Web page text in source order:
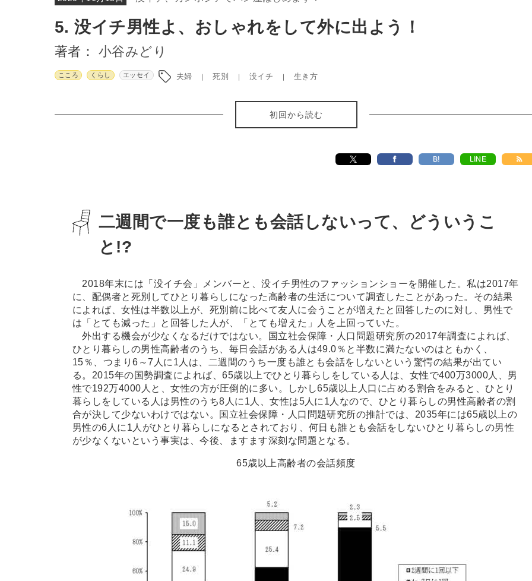
5. 没イチ男性よ、おしゃれをして外に出よう！
著者： 小谷みどり
こころ くらし エッセイ 夫婦 死別 没イチ 生き方
初回から読む
B! LINE
二週間で一度も誰とも会話しないって、どういうこ
と!?
2018年末には「没イチ会」メンバーと、没イチ男性のファッションショーを開催した。私は2017年
に、配偶者と死別してひとり暮らしになった高齢者の生活について調査したことがあった。その結果
によれば、女性は半数以上が、死別前に比べて友人に会うことが増えたと回答したのに対し、男性で
は「とても減った」と回答した人が、「とても増えた」人を上回っていた。
外出する機会が少なくなるだけではない。国立社会保障・人口問題研究所の2017年調査によれば、
ひとり暮らしの男性高齢者のうち、毎日会話がある人は49.0％と半数に満たないのはともかく、
15％、つまり6～7人に1人は、二週間のうち一度も誰とも会話をしないという驚愕の結果が出てい
る。2015年の国勢調査によれば、65歳以上でひとり暮らしをしている人は、女性で400万3000人、男
性で192万4000人と、女性の方が圧倒的に多い。しかし65歳以上人口に占める割合をみると、ひとり
暮らしをしている人は男性のうち8人に1人、女性は5人に1人なので、ひとり暮らしの男性高齢者の割
合が決して少ないわけではない。国立社会保障・人口問題研究所の推計では、2035年には65歳以上の
男性の6人に1人がひとり暮らしになるとされており、何日も誰とも会話をしないひとり暮らしの男性
が少なくないという事実は、今後、ますます深刻な問題となる。
65歳以上高齢者の会話頻度